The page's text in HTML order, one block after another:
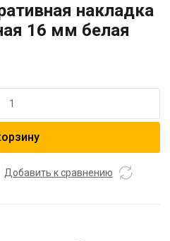
накладка
16 мм белая
Добавить к сравнению